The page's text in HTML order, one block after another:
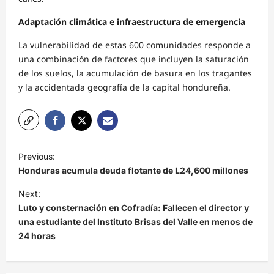
Adaptación climática e infraestructura de emergencia
La vulnerabilidad de estas 600 comunidades responde a
una combinación de factores que incluyen la saturación
de los suelos, la acumulación de basura en los tragantes
y la accidentada geografía de la capital hondureña.
a
v
e
g
a
c
Previous:
Honduras acumula deuda flotante de L24,600 millones
Next:
Luto y consternación en Cofradía: Fallecen el director y
una estudiante del Instituto Brisas del Valle en menos de
24 horas